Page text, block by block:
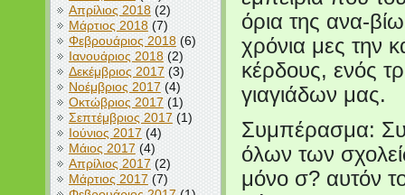
Απρίλιος 2018(2)
Μάρτιος 2018(7)
Φεβρουάριος 2018(6)
Ιανουάριος 2018(2)
Δεκέμβριος 2017 (3)
Νοέμβριος 2017(4)
Οκτώβριος 2017(1)
Σεπτέμβριος 2017 (1)
Ιούνιος 2017 (4)
Μάιος 2017 (4)
Απρίλιος 2017 (2)
Μάρτιος 2017 (7)
όρια της ανα-
χρόνια μες την
κέρδους, ενός
γιαγιάδων μας.
Συμπέρασμα:
όλων των
μόνο σ? αυτόν